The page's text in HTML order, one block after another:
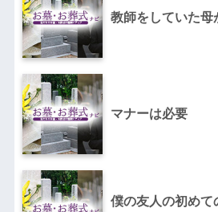
教師をしていた母
マナーは必要
僕の友人の初めて